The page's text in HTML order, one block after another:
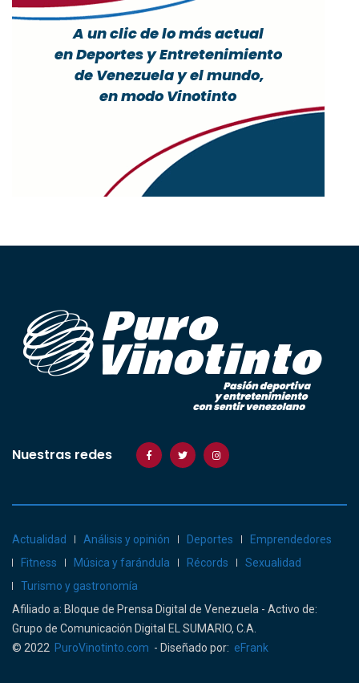
Nuestras redes
Actualidad Análisis y opinión Deportes
Emprendedores
Fitness
Música y farándula Récords
Sexualidad
Turismo y gastronomía
Afiliado a: Bloque de Prensa Digital de Venezuela - Activo de:
Grupo de Comunicación Digital EL SUMARIO, C.A.
© 2022 PuroVinotinto.com - Diseñado por: eFrank